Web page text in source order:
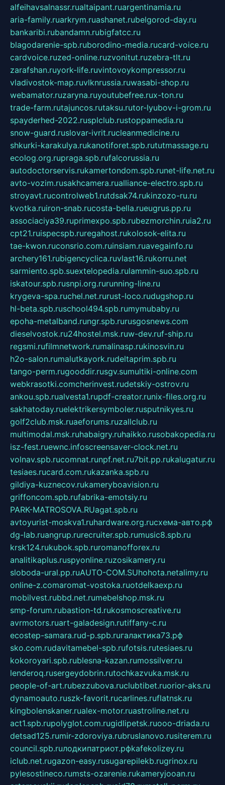
alfeihavsalnassr.rualtaipant.ruargentinamia.ru
aria-family.ruarkrym.ruashanet.rubelgorod-day.ru
bankaribi.rubandamn.rubigfatcc.ru
blagodarenie-spb.ruborodino-media.rucard-voice.ru
cardvoice.ruzed-online.ruzvonitut.ruzebra-tlt.ru
zarafshan.ruyork-life.ruvintovoykompressor.ru
vladivostok-map.ruvlknrussia.ruwasabi-shop.ru
webamator.ruzaryna.ruyoutubefree.rux-ton.ru
trade-farm.rutajuncos.rutaksu.rutor-lyubov-i-grom.ru
spayderhed-2022.rusplclub.rustoppamedia.ru
snow-guard.ruslovar-ivrit.rucleanmedicine.ru
shkurki-karakulya.rukanotiforet.spb.rututmassage.ru
ecolog.org.rupraga.spb.rufalcorussia.ru
autodoctorservis.rukamertondom.spb.runet-life.net.ru
avto-vozim.rusakhcamera.rualliance-electro.spb.ru
stroyavt.rucontrolweb1.rutdsak74.rukinzozo-ru.ru
kvotka.ruiron-snab.rucosta-bella.rueugrus.pp.ru
associaciya39.ruprimexpo.spb.rubezmorchin.ruia2.ru
cpt21.ruispecspb.ruregahost.rukolosok-elita.ru
tae-kwon.ruconsrio.com.ruinsiam.ruavegainfo.ru
archery161.rubigencyclica.ruvlast16.rukorru.net
sarmiento.spb.suextelopedia.rulammin-suo.spb.ru
iskatour.spb.rusnpi.org.rurunning-line.ru
krygeva-spa.ruchel.net.rurust-loco.rudugshop.ru
hl-beta.spb.ruschool494.spb.rumymubaby.ru
epoha-metalband.rungr.spb.rurusgosnews.com
dieselvostok.ru24hostel.msk.ruw-dev.ruf-ship.ru
regsmi.rufilmnetwork.rumalinasp.rukinosvin.ru
h2o-salon.rumalutkayork.rudeltaprim.spb.ru
tango-perm.rugooddir.rusgv.sumultiki-online.com
webkrasotki.comcherinvest.rudetskiy-ostrov.ru
ankou.spb.rualvesta1.rupdf-creator.runix-files.org.ru
sakhatoday.ruelektrikersymboler.rusputnikyes.ru
golf2club.msk.ruaeforums.ruzallclub.ru
multimodal.msk.ruhabaigry.ruhaikko.rusobakopedia.ru
isz-fest.ruewnc.infoscreensaver-clock.net.ru
volnav.spb.rucomnat.runpf.net.ru7bit.pp.rukalugatur.ru
tesiaes.rucard.com.rukazanka.spb.ru
gildiya-kuznecov.rukameryboavision.ru
griffoncom.spb.rufabrika-emotsiy.ru
PARK-MATROSOVA.RUagat.spb.ru
avtoyurist-moskva1.ruhardware.org.ruсхема-авто.рф
dg-lab.ruangrup.rurecruiter.spb.rumusic8.spb.ru
krsk124.rukubok.spb.ruromanofforex.ru
analitikaplus.ruspyonline.ruzosikamery.ru
sloboda-ural.pp.ruAUTO-COM.SUhohota.netalimy.ru
online-z.comaromat-vostoka.ruotdelkaexp.ru
mobilvest.rubbd.net.rumebelshop.msk.ru
smp-forum.rubastion-td.rukosmoscreative.ru
avrmotors.ruart-galadesign.rutiffany-c.ru
ecostep-samara.rud-p.spb.ruгалактика73.рф
sko.com.rudavitamebel-spb.rufotsis.rutesiaes.ru
kokoroyari.spb.rublesna-kazan.rumossilver.ru
lenderoq.rusergeydobrin.rutochkazvuka.msk.ru
people-of-art.rubezzubova.ruclubtibet.ruorior-aks.ru
dynamoauto.ruszk-favorit.rucarlines.ruflatnsk.ru
kingbolenskaner.rualex-motor.ruastroline.net.ru
act1.spb.rupolyglot.com.rugidlipetsk.ruooo-driada.ru
detsad125.rumir-zdoroviya.rubruslanovo.rusiterem.ru
council.spb.ruлодкипатриот.рфkafekolizey.ru
iclub.net.rugazon-easy.rusugarepilekb.rugrinox.ru
pylesostineco.rumsts-ozarenie.rukameryjooan.ru